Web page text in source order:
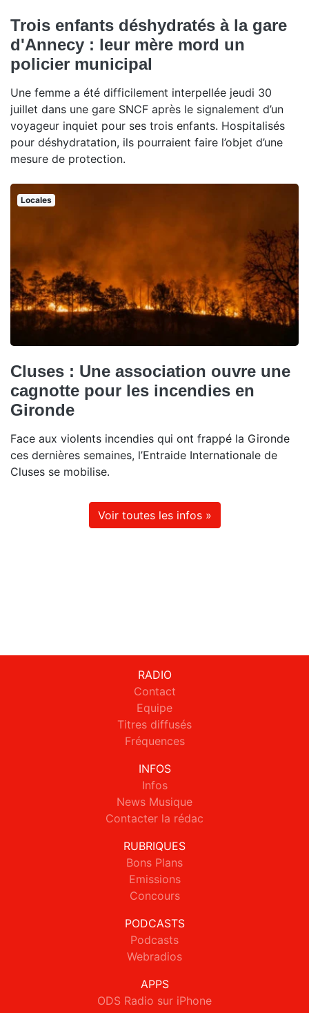
Trois enfants déshydratés à la gare
d'Annecy : leur mère mord un
policier municipal
Une femme a été difficilement interpellée jeudi 30
juillet dans une gare SNCF après le signalement d’un
voyageur inquiet pour ses trois enfants. Hospitalisés
pour déshydratation, ils pourraient faire l’objet d’une
mesure de protection.
Locales
Cluses : Une association ouvre une
cagnotte pour les incendies en
Gironde
Face aux violents incendies qui ont frappé la Gironde
ces dernières semaines, l’Entraide Internationale de
Cluses se mobilise.
Voir toutes les infos »
RADIO
Contact
Equipe
Titres diffusés
Fréquences
INFOS
Infos
News Musique
Contacter la rédac
RUBRIQUES
Bons Plans
Emissions
Concours
PODCASTS
Podcasts
Webradios
APPS
ODS Radio sur iPhone